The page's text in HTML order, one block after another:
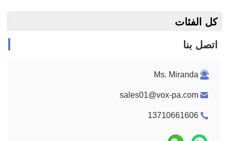
كل الفئات
اتصل بنا
Ms. Miranda
sales01@vox-pa.com
13710661606